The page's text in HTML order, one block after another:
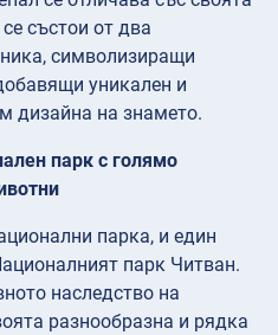
състои от два
символизиращи
уникален и
дизайна на знамето.
парк с голямо
парка, и един
парк Читван.
наследство на
разнообразна и рядка